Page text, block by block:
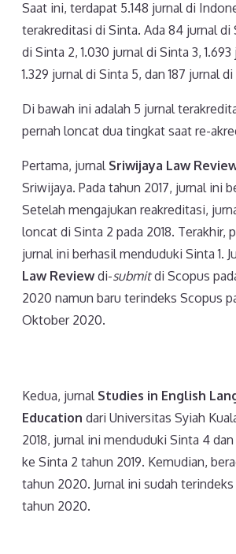
Saat ini, terdapat 5.148 jurnal di
terakreditasi di Sinta. Ada 84 jurnal di
di Sinta 2, 1.030 jurnal di Sinta 3,
1.329 jurnal di Sinta 5, dan 187 jurnal
Di bawah ini adalah 5 jurnal
pernah loncat dua tingkat saat re-
Pertama, jurnal Sriwijaya Law
Sriwijaya. Pada tahun 2017, jurnal ini
Setelah mengajukan reakreditasi,
loncat di Sinta 2 pada 2018. Terakhir,
jurnal ini berhasil menduduki Sinta 1.
Law Reviewdi-submitdi Scopus
2020 namun baru terindeks Scopus
Oktober 2020.
Kedua, jurnal Studies in English
Education dari Universitas Syiah
2018, jurnal ini menduduki Sinta 4
ke Sinta 2 tahun 2019. Kemudian,
tahun 2020. Jurnal ini sudah
tahun 2020.